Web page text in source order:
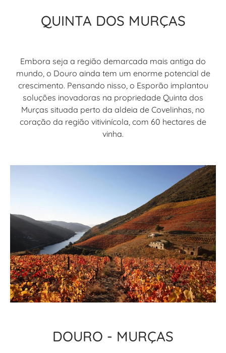
QUINTA DOS MURÇAS
Embora seja a região demarcada mais antiga do
mundo, o Douro ainda tem um enorme potencial de
crescimento. Pensando nisso, o Esporão implantou
soluções inovadoras na propriedade Quinta dos
Murças situada perto da aldeia de Covelinhas, no
coração da região vitivinícola, com 60 hectares de
vinha.
DOURO - MURÇAS